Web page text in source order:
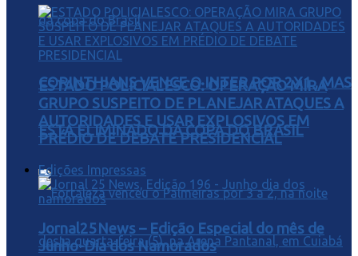
CORINTHIANS VENCE O INTER POR 2X1 , MAS
ESTA ELIMINADO DA COPA DO BRASIL
ESTADO POLICIALESCO: OPERAÇÃO MIRA
GRUPO SUSPEITO DE PLANEJAR ATAQUES A
AUTORIDADES E USAR EXPLOSIVOS EM
PRÉDIO DE DEBATE PRESIDENCIAL
Edições Impressas
Jornal25News – Edição Especial do mês de
Junho-Dia dos Namorados